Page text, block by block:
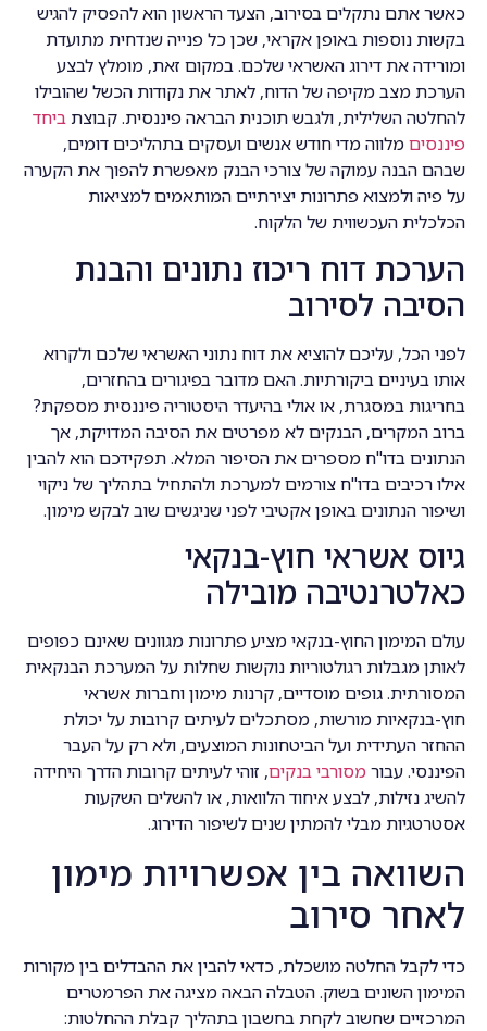
כאשר אתם נתקלים בסירוב, הצעד הראשון הוא להפסיק להגיש
בקשות נוספות באופן אקראי, שכן כל פנייה שנדחית מתועדת
ומורידה את דירוג האשראי שלכם. במקום זאת, מומלץ לבצע
הערכת מצב מקיפה של הדוח, לאתר את נקודות הכשל שהובילו
להחלטה השלילית, ולגבש תוכנית הבראה פיננסית. קבוצת ביחד
פיננסיםמלווה מדי חודש אנשים ועסקים בתהליכים דומים,
שבהם הבנה עמוקה של צורכי הבנק מאפשרת להפוך את הקערה
על פיה ולמצוא פתרונות יצירתיים המותאמים למציאות
הכלכלית העכשווית של הלקוח.
הערכת דוח ריכוז נתונים והבנת
הסיבה לסירוב
לפני הכל, עליכם להוציא את דוח נתוני האשראי שלכם ולקרוא
אותו בעיניים ביקורתיות. האם מדובר בפיגורים בהחזרים,
בחריגות במסגרת, או אולי בהיעדר היסטוריה פיננסית מספקת?
ברוב המקרים, הבנקים לא מפרטים את הסיבה המדויקת, אך
הנתונים בדו"ח מספרים את הסיפור המלא. תפקידכם הוא להבין
אילו רכיבים בדו"ח צורמים למערכת ולהתחיל בתהליך של ניקוי
ושיפור הנתונים באופן אקטיבי לפני שניגשים שוב לבקש מימון.
גיוס אשראי חוץ-בנקאי
כאלטרנטיבה מובילה
עולם המימון החוץ-בנקאי מציע פתרונות מגוונים שאינם כפופים
לאותן מגבלות רגולטוריות נוקשות שחלות על המערכת הבנקאית
המסורתית. גופים מוסדיים, קרנות מימון וחברות אשראי
חוץ-בנקאיות מורשות, מסתכלים לעיתים קרובות על יכולת
ההחזר העתידית ועל הביטחונות המוצעים, ולא רק על העבר
הפיננסי. עבורמסורבי בנקים, זוהי לעיתים קרובות הדרך היחידה
להשיג נזילות, לבצע איחוד הלוואות, או להשלים השקעות
אסטרטגיות מבלי להמתין שנים לשיפור הדירוג.
השוואה בין אפשרויות מימון
לאחר סירוב
כדי לקבל החלטה מושכלת, כדאי להבין את ההבדלים בין מקורות
המימון השונים בשוק. הטבלה הבאה מציגה את הפרמטרים
המרכזיים שחשוב לקחת בחשבון בתהליך קבלת ההחלטות: